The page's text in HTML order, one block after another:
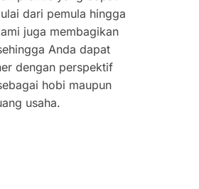
dari pemula hingga
juga membagikan
Anda dapat
dengan perspektif
hobi maupun
usaha.